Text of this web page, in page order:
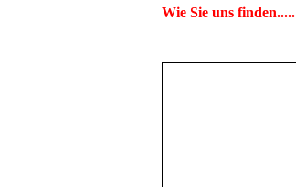
Wie Sie uns finden.....